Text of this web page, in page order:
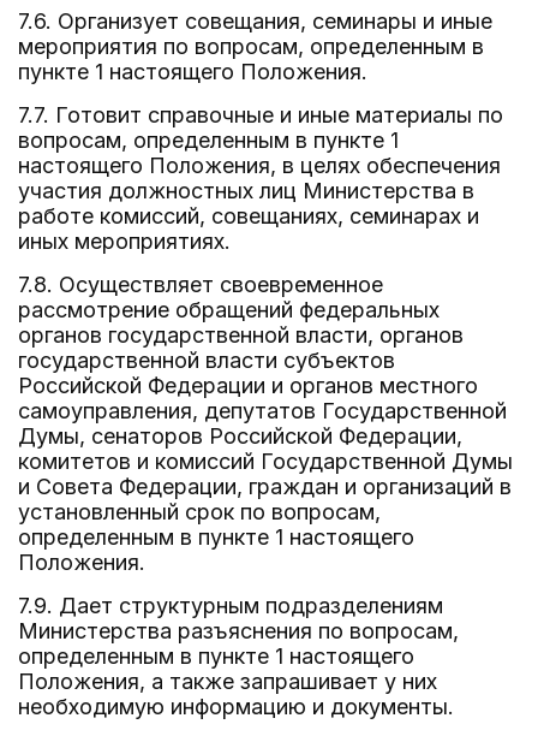
7.6. Организует совещания, семинары и иные
мероприятия по вопросам, определенным в
пункте 1 настоящего Положения.
7.7. Готовит справочные и иные материалы по
вопросам, определенным в пункте 1
настоящего Положения, в целях обеспечения
участия должностных лиц Министерства в
работе комиссий, совещаниях, семинарах и
иных мероприятиях.
7.8. Осуществляет своевременное
рассмотрение обращений федеральных
органов государственной власти, органов
государственной власти субъектов
Российской Федерации и органов местного
самоуправления, депутатов Государственной
Думы, сенаторов Российской Федерации,
комитетов и комиссий Государственной Думы
и Совета Федерации, граждан и организаций в
установленный срок по вопросам,
определенным в пункте 1 настоящего
Положения.
7.9. Дает структурным подразделениям
Министерства разъяснения по вопросам,
определенным в пункте 1 настоящего
Положения, а также запрашивает у них
необходимую информацию и документы.